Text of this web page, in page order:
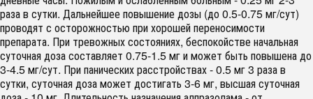
раза в сутки. Дальнейшее повышение дозы (до 0.5-0.75 мг/сут)
проводят с осторожностью при хорошей переносимости
препарата. При тревожных состояниях, беспокойстве начальная
суточная доза составляет 0.75-1.5 мг и может быть повышена до
3-4.5 мг/сут. При панических расстройствах - 0.5 мг 3 раза в
сутки, суточная доза может достигать 3-6 мг, высшая суточная